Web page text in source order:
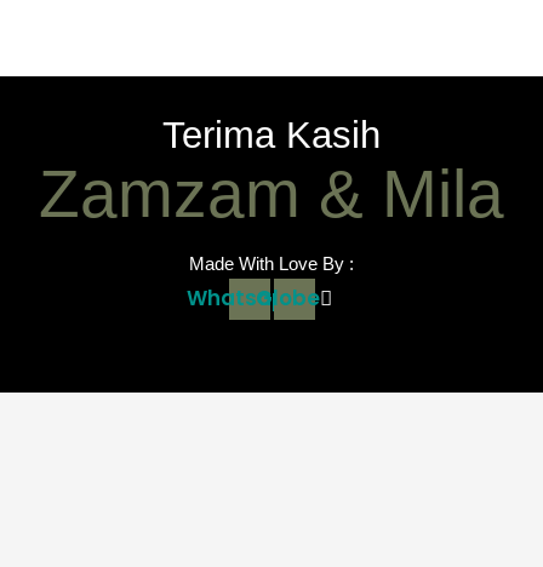
Terima Kasih
Zamzam & Mila
Made With Love By :
Whatsapp
Globe